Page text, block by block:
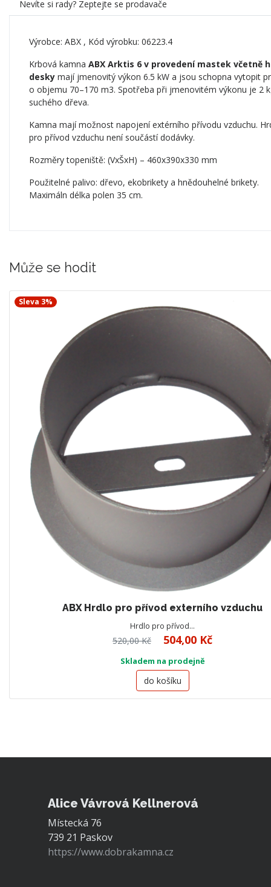
Nevíte si rady? Zeptejte se prodavače
Výrobce: ABX , Kód výrobku: 06223.4
Krbová kamna ABX Arktis 6 v provedení mastek včetně
desky mají jmenovitý výkon 6.5 kW a jsou schopna vytopit
o objemu 70–170 m3. Spotřeba při jmenovitém výkonu je 2
suchého dřeva.
Kamna mají možnost napojení extérního přívodu vzduchu.
pro přívod vzduchu není součástí dodávky.
Rozměry topeniště: (VxŠxH) – 460x390x330 mm
Použitelné palivo: dřevo, ekobrikety a hnědouhelné brikety.
Maximáln délka polen 35 cm.
Může se hodit
Sleva 3%
ABX Hrdlo pro přívod externího vzduchu
Hrdlo pro přívod…
520,00 Kč 504,00 Kč
Skladem na prodejně
do košíku
Alice Vávrová Kellnerová
Místecká 76
739 21 Paskov
https://www.dobrakamna.cz